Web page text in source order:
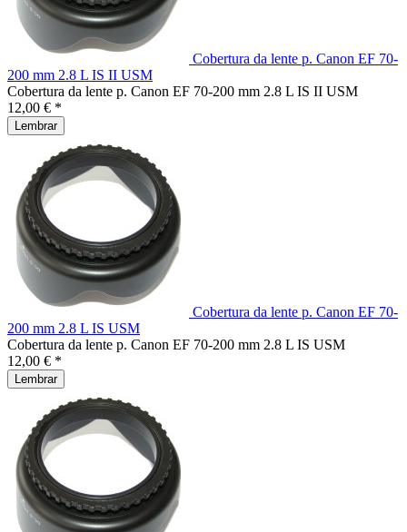
Cobertura da lente p. Canon EF 70-
200 mm 2.8 L IS II USM
Cobertura da lente p. Canon EF 70-200 mm 2.8 L IS II USM
12,00 € *
Lembrar
Cobertura da lente p. Canon EF 70-
200 mm 2.8 L IS USM
Cobertura da lente p. Canon EF 70-200 mm 2.8 L IS USM
12,00 € *
Lembrar